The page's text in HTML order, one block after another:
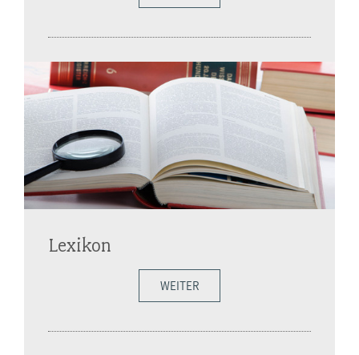
Lexikon
WEITER